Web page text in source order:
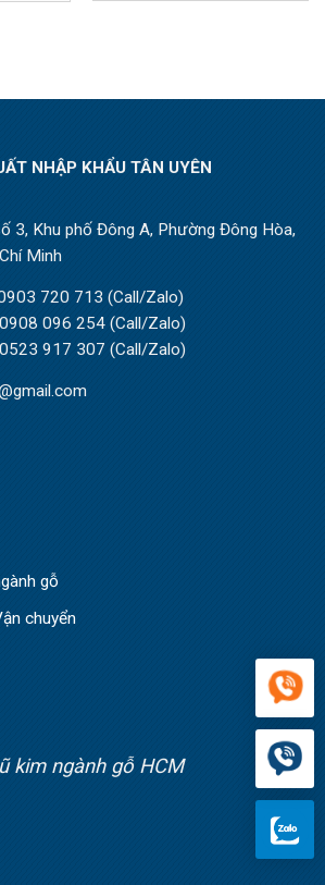
NHẬP KHẨU TÂN UYÊN
3, Khu phố Đông A, Phường Đông Hòa,
Minh
720 713 (Call/Zalo)
096 254 (Call/Zalo)
917 307 (Call/Zalo)
gỗ
chuyển
kim ngành gỗ HCM